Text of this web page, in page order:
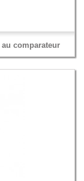
comparateur